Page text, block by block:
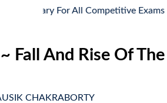
For All Competitive Exams 07-
~ Fall And Rise Of
CHAKRABORTY